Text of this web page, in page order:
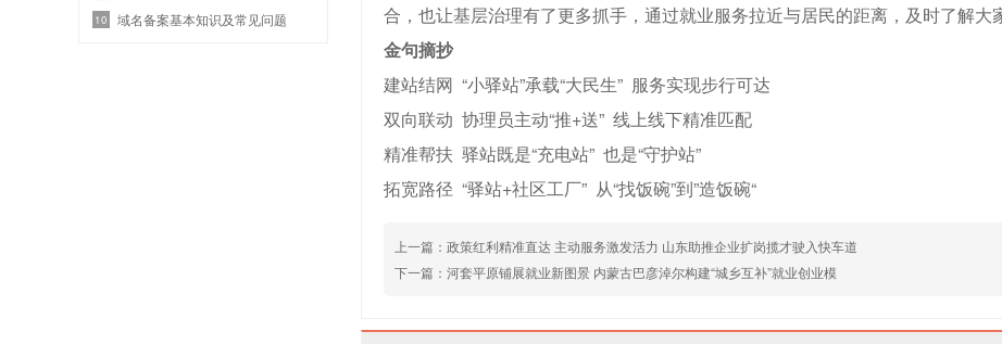
合，也让基层治理有了更多抓手，通过就业服务拉近与居民的距离，及时了解大
金句摘抄
建站结网 “小驿站”承载“大民生” 服务实现步行可达
双向联动 协理员主动“推+送” 线上线下精准匹配
精准帮扶 驿站既是“充电站” 也是“守护站”
拓宽路径 “驿站+社区工厂” 从“找饭碗”到”造饭碗“
上一篇： 政策红利精准直达 主动服务激发活力 山东助推企业扩岗揽才驶入快车道
下一篇： 河套平原铺展就业新图景 内蒙古巴彦淖尔构建“城乡互补”就业创业模
10 域名备案基本知识及常见问题